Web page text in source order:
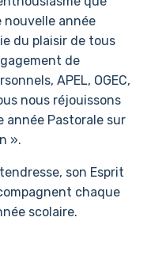
nouvelle année
du plaisir de tous
de
APEL, OGEC,
nous réjouissons
année Pastorale sur
».
son Esprit
chaque
scolaire.